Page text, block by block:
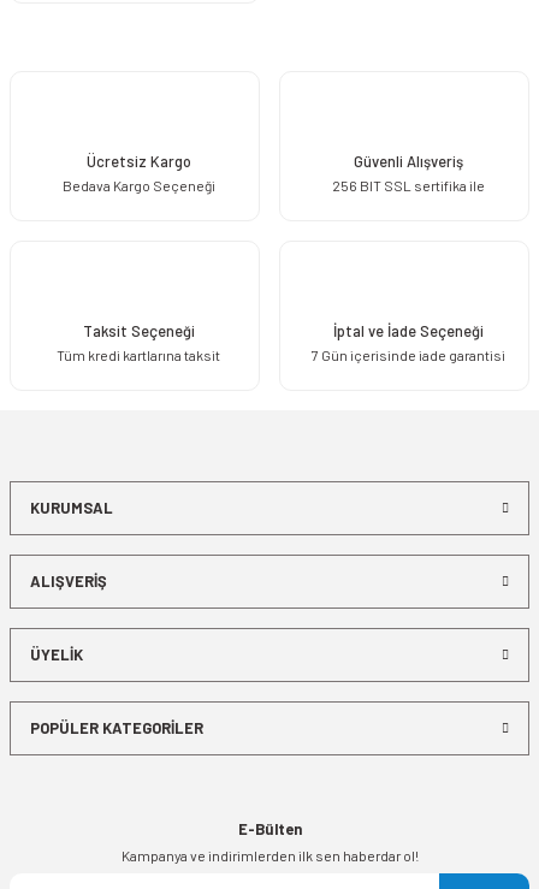
Ücretsiz Kargo
Bedava Kargo Seçeneği
Güvenli Alışveriş
256 BIT SSL sertifika ile
Taksit Seçeneği
Tüm kredi kartlarına taksit
İptal ve İade Seçeneği
7 Gün içerisinde iade garantisi
KURUMSAL
ALIŞVERİŞ
ÜYELİK
POPÜLER KATEGORİLER
E-Bülten
Kampanya ve indirimlerden ilk sen haberdar ol!